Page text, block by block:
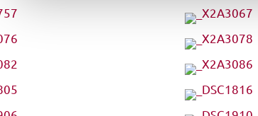
n
s
a
s
w